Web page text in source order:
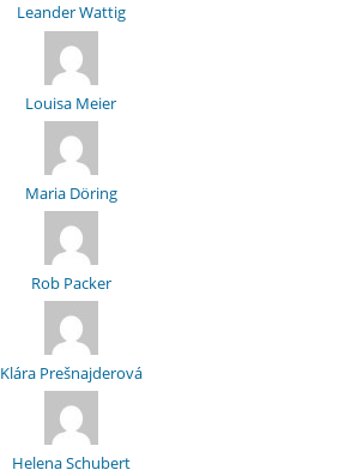
Leander Wattig
Louisa Meier
Maria Döring
Rob Packer
Klára Prešnajderová
Helena Schubert